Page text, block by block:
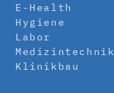
E-Health
Hygiene
Labor
Medizintechnik
Klinikbau